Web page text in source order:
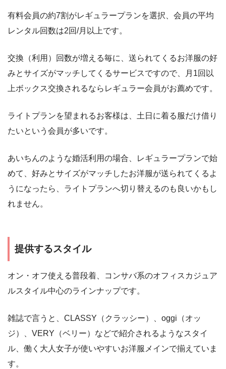
有料会員の約7割がレギュラープランを選択、会員の平均
レンタル回数は2回/月以上です。
交換（利用）回数が増える毎に、送られてくるお洋服の好
みとサイズがマッチしてくるサービスですので、月1回以
上ボックス交換されるならレギュラー会員がお薦めです。
ライトプランを望まれるお客様は、土日に着る服だけ借り
たいという会員が多いです。
あいちんのような婚活利用の場合、レギュラープランで始
めて、好みとサイズがマッチしたお洋服が送られてくるよ
うになったら、ライトプランへ切り替えるのも良いかもし
れません。
提供するスタイル
オン・オフ使える普段着、コンサバ系のオフィスカジュア
ルスタイル中心のラインナップです。
雑誌で言うと、CLASSY（クラッシー）、oggi（オッ
ジ）、VERY（ベリー）などで紹介されるようなスタイ
ル、働く大人女子が使いやすいお洋服メインで揃えていま
す。